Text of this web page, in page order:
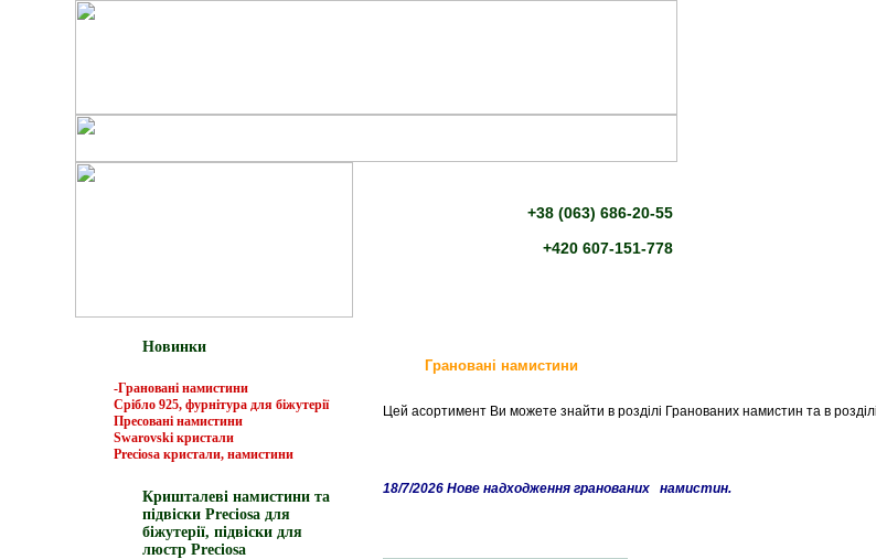
+38 (063) 686-20-55
+420 607-151-778
Новинки
-Грановані намистини
Срібло 925, фурнітура для біжутерії
Пресовані намистини
Swarovski кристали
Preciosa кристали, намистини
Кришталеві намистини та
підвіски Preciosa для
біжутерії, підвіски для
люстр Preciosa
Грановані намистини
Цей асортимент Ви можете знайти в розділі Гранованих намистин та в
18/7/2026 Нове надходження гранованих намистин.